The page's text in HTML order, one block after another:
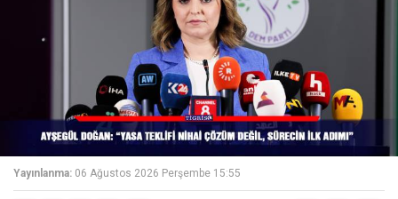
Yayınlanma: 06 Ağustos 2026 Perşembe 15:55